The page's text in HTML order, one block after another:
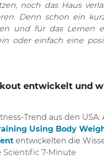
noch das Haus
Denn schon ein
und für das Lernen
oder einfach eine
entwickelt und
Trend aus den USA:
Using Body
entwickelten die
Scientific 7-Minute